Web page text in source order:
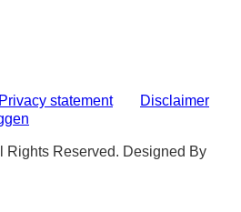
Privacy statement
Disclaimer
Rights Reserved. Designed By